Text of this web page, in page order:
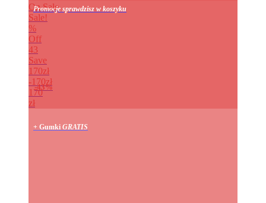
On Sale
Sale!
%
Off
43
Save
170zł
170zł
43%
170
zł
Promocje sprawdzisz w koszyku
+ Gumki GRATIS